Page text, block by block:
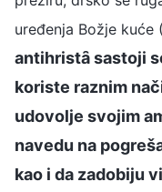
uređenja Božje kuće
antihristȃ sastoji
koriste raznim
udovolje svojim
navedu na
kao i da zadobiju